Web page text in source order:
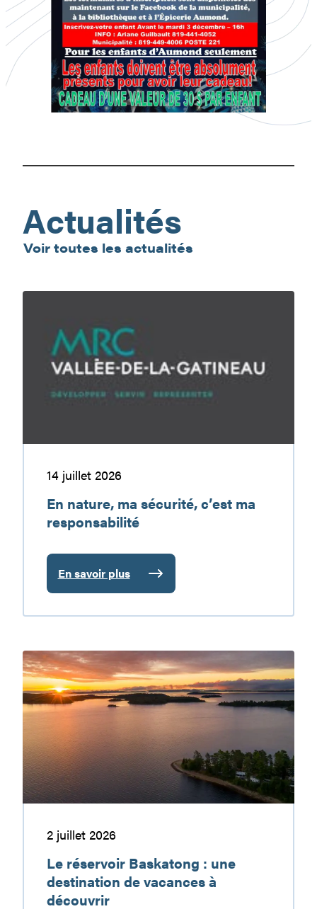
Actualités
Voir toutes les actualités
En
sécurité,
responsabilité
14 juillet 2026
En nature, ma sécurité, c’est ma
responsabilité
En savoir plus
:
En
nature,
sécurité,
c’est
ma
responsabilité
Le
réservoir
Baskatong
:
une
destination
de
vacances
à
2 juillet 2026
Le réservoir Baskatong : une
destination de vacances à
découvrir